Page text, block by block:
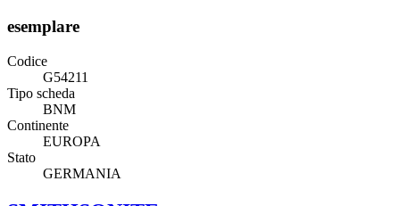
esemplare
Codice
G54211
Tipo scheda
BNM
Continente
EUROPA
Stato
GERMANIA